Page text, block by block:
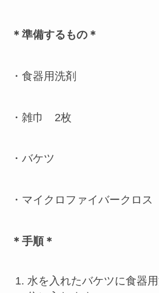
＊準備するもの＊
・食器用洗剤
・雑巾 2枚
・バケツ
・マイクロファイバークロス
＊手順＊
水を入れたバケツに食器